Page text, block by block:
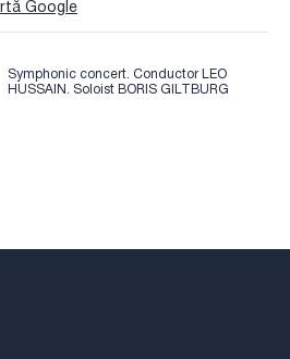
Google
Symphonic concert. Conductor LEO
HUSSAIN. Soloist BORIS GILTBURG